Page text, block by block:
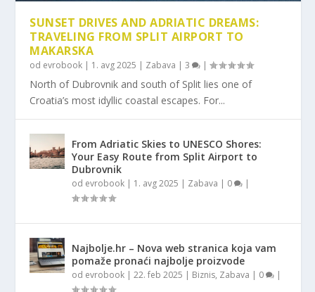
SUNSET DRIVES AND ADRIATIC DREAMS:
TRAVELING FROM SPLIT AIRPORT TO
MAKARSKA
od evrobook | 1. avg 2025 | Zabava |3 |
North of Dubrovnik and south of Split lies one of
Croatia’s most idyllic coastal escapes. For...
From Adriatic Skies to UNESCO Shores:
Your Easy Route from Split Airport to
Dubrovnik
od evrobook | 1. avg 2025 | Zabava | 0 |
Najbolje.hr – Nova web stranica koja vam
pomaže pronaći najbolje proizvode
od evrobook |22. feb 2025 | Biznis, Zabava | 0 |